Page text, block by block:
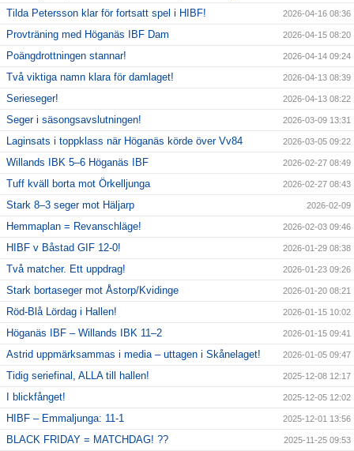
Tilda Petersson klar för fortsatt spel i HIBF! 2026-04-16 08:36
Provträning med Höganäs IBF Dam 2026-04-15 08:20
Poängdrottningen stannar! 2026-04-14 09:24
Två viktiga namn klara för damlaget! 2026-04-13 08:39
Serieseger! 2026-04-13 08:22
Seger i säsongsavslutningen! 2026-03-09 13:31
Laginsats i toppklass när Höganäs körde över Vv84 2026-03-05 09:22
Willands IBK 5–6 Höganäs IBF 2026-02-27 08:49
Tuff kväll borta mot Örkelljunga 2026-02-27 08:43
Stark 8–3 seger mot Häljarp 2026-02-09
Hemmaplan = Revanschläge! 2026-02-03 09:46
HIBF v Båstad GIF 12-0! 2026-01-29 08:38
Två matcher. Ett uppdrag! 2026-01-23 09:26
Stark bortaseger mot Åstorp/Kvidinge 2026-01-20 08:21
Röd-Blå Lördag i Hallen! 2026-01-15 10:02
Höganäs IBF – Willands IBK 11–2 2026-01-15 09:41
Astrid uppmärksammas i media – uttagen i Skånelaget! 2026-01-05 09:47
Tidig seriefinal, ALLA till hallen! 2025-12-08 12:17
I blickfånget! 2025-12-05 12:02
HIBF – Emmaljunga: 11-1 2025-12-01 13:56
BLACK FRIDAY = MATCHDAG! ?? 2025-11-25 09:53